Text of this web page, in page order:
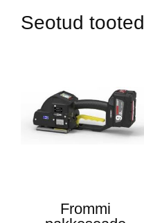
Seotud tooted
Frommi